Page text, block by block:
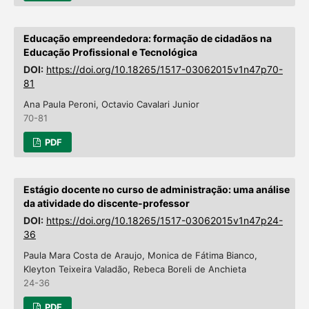
Educação empreendedora: formação de cidadãos na
Educação Profissional e Tecnológica
DOI: https://doi.org/10.18265/1517-03062015v1n47p70-
81
Ana Paula Peroni, Octavio Cavalari Junior
70-81
PDF
Estágio docente no curso de administração: uma análise
da atividade do discente-professor
DOI: https://doi.org/10.18265/1517-03062015v1n47p24-
36
Paula Mara Costa de Araujo, Monica de Fátima Bianco,
Kleyton Teixeira Valadão, Rebeca Boreli de Anchieta
24-36
PDF